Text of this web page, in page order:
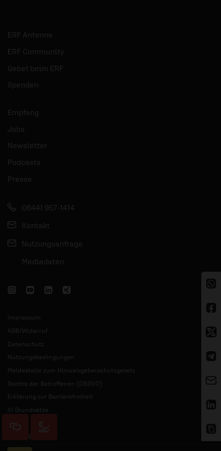
ERF Antenne
ERF Community
Gebet beim ERF
Spenden
Empfang
Jobs
Newsletter
Podcasts
Presse
06441 957-1414
Kontakt
Nutzungsanfrage
Mediadaten
Impressum
AGB/Widerruf
Datenschutz
Nutzungsbedingungen
Meldestelle zum Hinweisgeberschutzgesetz
Rechte der Betroffenen (DSGVO)
Erklärung zur Barrierefreiheit
KI Grundsätze
© 2026 ERF